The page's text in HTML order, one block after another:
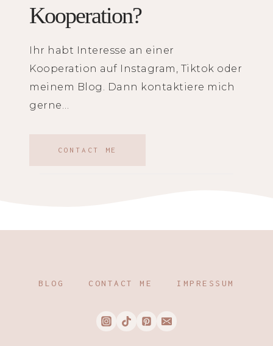
Kooperation?
Ihr habt Interesse an einer
Kooperation auf Instagram, Tiktok oder
meinem Blog. Dann kontaktiere mich
gerne…
CONTACT ME
BLOG CONTACT ME IMPRESSUM